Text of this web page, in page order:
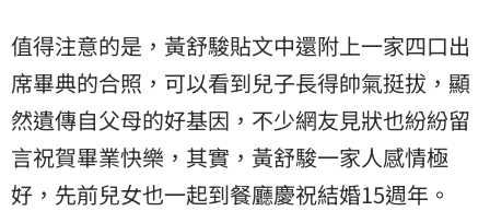
值得注意的是，黃舒駿貼文中還附上一家四口出
席畢典的合照，可以看到兒子長得帥氣挺拔，顯
然遺傳自父母的好基因，不少網友見狀也紛紛留
言祝賀畢業快樂，其實，黃舒駿一家人感情極
好，先前兒女也一起到餐廳慶祝結婚15週年。